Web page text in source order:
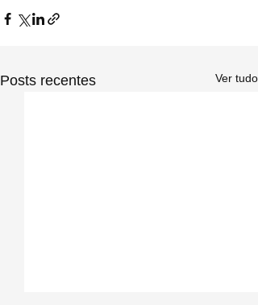
Posts recentes Ver tudo